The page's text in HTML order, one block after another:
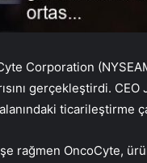
Corporation
gerçekleştirdi.
ticarileştirme
rağmen OncoCyte,